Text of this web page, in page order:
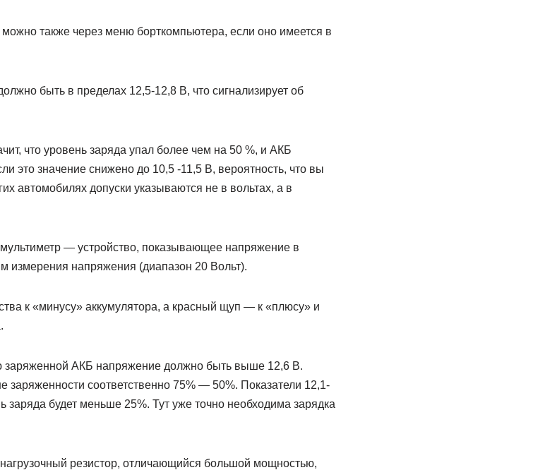
также через меню борткомпьютера, если оно имеется в
быть в пределах 12,5-12,8 В, что сигнализирует об
что уровень заряда упал более чем на 50 %, и АКБ
это значение снижено до 10,5 -11,5 В, вероятность, что вы
автомобилях допуски указываются не в вольтах, а в
— устройство, показывающее напряжение в
измерения напряжения (диапазон 20 Вольт).
к «минусу» аккумулятора, а красный щуп — к «плюсу» и
заряженной АКБ напряжение должно быть выше 12,6 В.
соответственно 75% — 50%. Показатели 12,1-
заряда будет меньше 25%. Тут уже точно необходима зарядка
нагрузочный резистор, отличающийся большой мощностью,